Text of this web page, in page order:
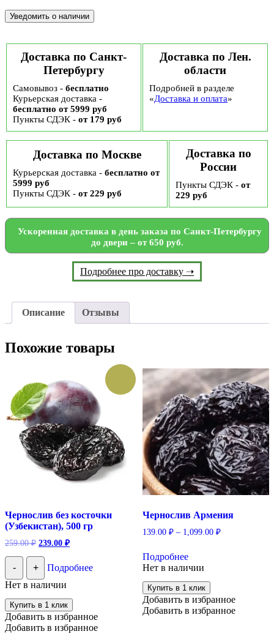
Доставка по Санкт-
Петербургу
Самовывоз - бесплатно
Курьерская доставка -
бесплатно от 5999 руб
Пункты СДЭК - от 179 руб
Доставка по Лен.
области
Подробней в разделе
«Доставка и оплата»
Доставка по Москве
Курьерская доставка - бесплатно от
5999 руб
Пункты СДЭК - от 229 руб
Доставка по
России
Пункты СДЭК - от
229 руб
Ускоренная доставка в день заказа по Санкт-Петербургу
до двери – от 650 руб.
Подробнее про доставку ➝
Описание Отзывы
Похожие товары
Чернослив без косточки
(Узбекистан), 500 гр
259.00₽ Первоначальная
составляла
259.00 ₽.
239.00 ₽Текущая
- +
Подробнее
Нет в наличии
Купить в 1 клик
Добавить в избранное
Добавить в избранное
Чернослив Армения
139.00 ₽– 1,099.00 ₽
Подробнеетовар
имеет
несколько
вариаций.
Опции
можно
Нет в наличии
Купить в 1 клик
Добавить в избранное
Добавить в избранное